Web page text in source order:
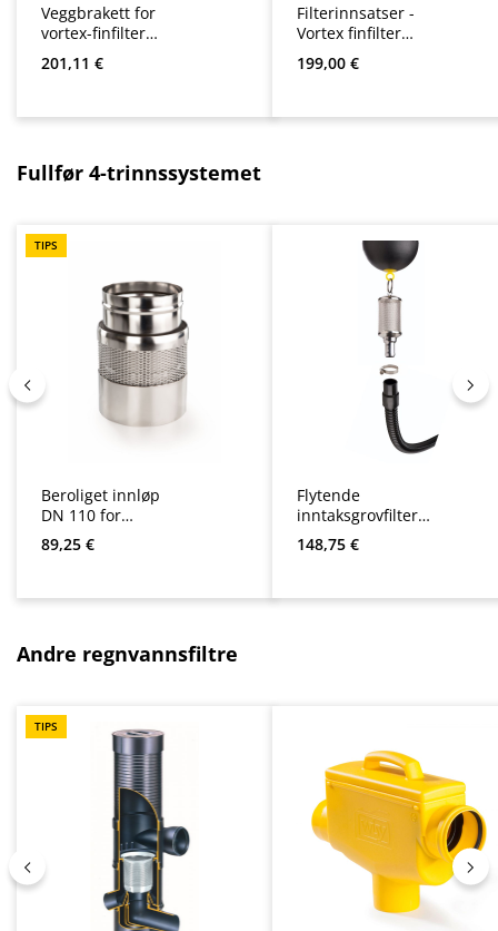
Veggbrakett for
vortex-finfilter
Vanlig pris:
201,11 €
Filterinnsatser -
Vortex finfilter
Vanlig pris:
199,00 €
Hopp over produktgalleri
Fullfør 4-trinnssystemet
TIPS
Beroliget innløp
DN 110 for
sisterner
Vanlig pris:
89,25 €
Flytende
inntaksgrovfilter
som et sett
Vanlig pris:
148,75 €
Hopp over produktgalleri
Andre regnvannsfiltre
TIPS